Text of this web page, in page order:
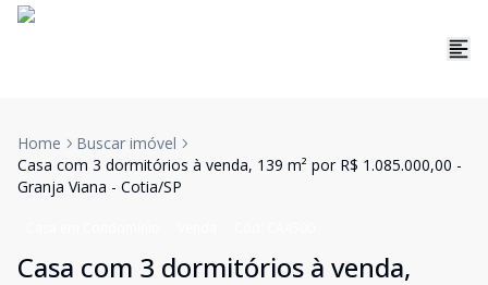
Home
Buscar imóvel
Casa com 3 dormitórios à venda, 139 m² por R$ 1.085.000,00 -
Granja Viana - Cotia/SP
Casa com 3 dormitórios à venda,